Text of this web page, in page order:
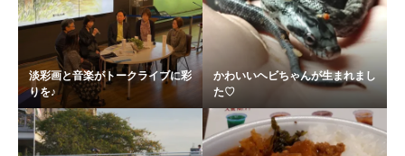
淡彩画と音楽がトークライブに彩
りを♪
かわいいヘビちゃんが生まれまし
た♡